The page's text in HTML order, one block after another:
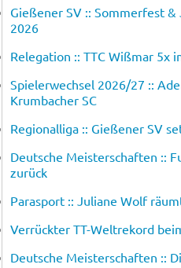
Gießener SV :: Sommerfest
2026
Relegation :: TTC Wißmar 5x
Spielerwechsel 2026/27 ::
Krumbacher SC
Regionalliga :: Gießener SV
Deutsche Meisterschaften ::
zurück
Parasport :: Juliane Wolf
Verrückter TT-Weltrekord
Deutsche Meisterschaften ::